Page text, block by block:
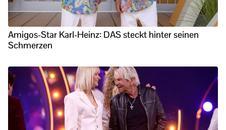
Amigos-Star Karl-Heinz: DAS steckt hinter seinen
Schmerzen